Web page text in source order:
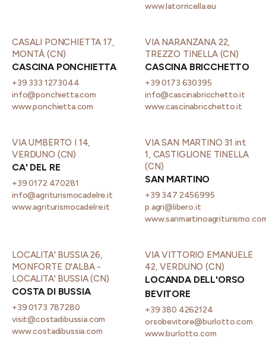
www.latorricella.eu
CASALI PONCHIETTA 17,
MONTÀ (CN)
CASCINA PONCHIETTA
+39 333 1273044
info@ponchietta.com
www.ponchietta.com
VIA NARANZANA 22,
TREZZO TINELLA (CN)
CASCINA BRICCHETTO
+39 0173 630395
info@cascinabricchetto.it
www.cascinabricchetto.it
VIA UMBERTO I 14,
VERDUNO (CN)
CA' DEL RE
+39 0172 470281
info@agriturismocadelre.it
www.agriturismocadelre.it
VIA SAN MARTINO 31 int.
1, CASTIGLIONE TINELLA
(CN)
SAN MARTINO
+39 347 2456995
p.agri@libero.it
LOCALITA' BUSSIA 26,
MONFORTE D'ALBA -
LOCALITA' BUSSIA (CN)
COSTA DI BUSSIA
+39 0173 787280
visit@costadibussia.com
www.costadibussia.com
VIA VITTORIO EMANUELE
42, VERDUNO (CN)
LOCANDA DELL'ORSO
BEVITORE
+39 380 4262124
orsobevitore@burlotto.com
www.burlotto.com